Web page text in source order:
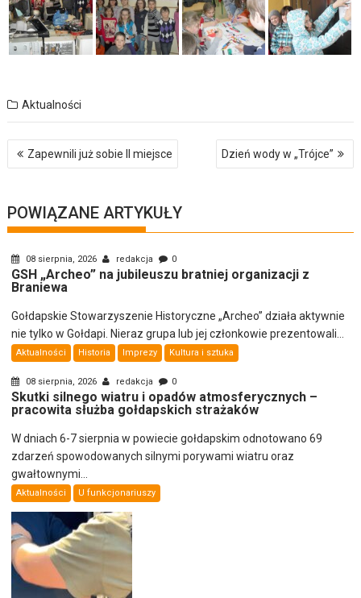
Aktualności
Nawigacja
wpisu
Zapewnili już sobie II miejsce Dzień wody w „Trójce”
POWIĄZANE ARTYKUŁY
08 sierpnia, 2026 redakcja 0
GSH „Archeo” na jubileuszu bratniej organizacji z
Braniewa
Gołdapskie Stowarzyszenie Historyczne „Archeo” działa aktywnie
nie tylko w Gołdapi. Nieraz grupa lub jej członkowie prezentowali...
Aktualności Historia Imprezy Kultura i sztuka
08 sierpnia, 2026 redakcja 0
Skutki silnego wiatru i opadów atmosferycznych –
pracowita służba gołdapskich strażaków
W dniach 6-7 sierpnia w powiecie gołdapskim odnotowano 69
zdarzeń spowodowanych silnymi porywami wiatru oraz
gwałtownymi...
Aktualności U funkcjonariuszy